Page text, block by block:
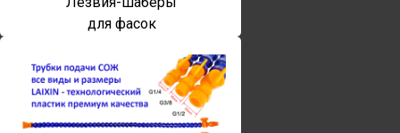
для фасок